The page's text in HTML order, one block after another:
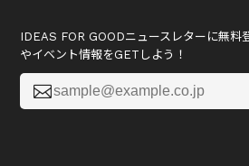
IDEAS FOR GOODニュースレターに無料
やイベント情報をGETしよう！
